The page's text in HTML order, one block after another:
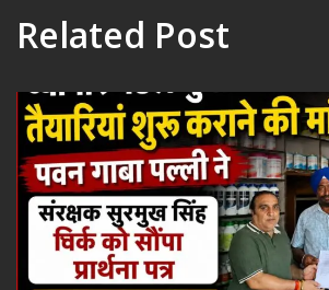
Related Post